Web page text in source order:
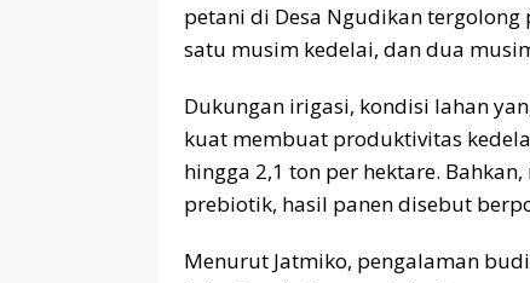
petani di Desa Ngudikan
satu musim kedelai, dan dua
Dukungan irigasi, kondisi lahan
kuat membuat produktivitas
hingga 2,1 ton per hektare.
prebiotik, hasil panen disebut
Menurut Jatmiko, pengalaman